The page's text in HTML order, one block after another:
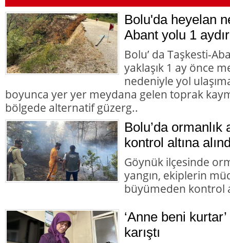
Bolu'da heyelan
Abant yolu 1
Bolu’ da Taşkesti-
yaklaşık 1 ay önce
nedeniyle yol
boyunca yer yer meydana gelen toprak
bölgede alternatif güzerg..
Bolu’da ormanlık
kontrol altına
Göynük ilçesinde
yangın, ekiplerin
büyümeden kontrol
‘Anne beni
karıştı